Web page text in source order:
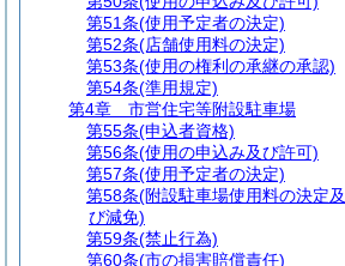
第51条(使用予定者の決定)
第52条(店舗使用料の決定)
第53条(使用の権利の承継の承認)
第54条(準用規定)
第4章
市営住宅等附設駐車場
第55条(申込者資格)
第56条(使用の申込み及び許可)
第57条(使用予定者の決定)
第58条(附設駐車場使用料の決定及
び減免)
第59条(禁止行為)
第60条(市の損害賠償責任)